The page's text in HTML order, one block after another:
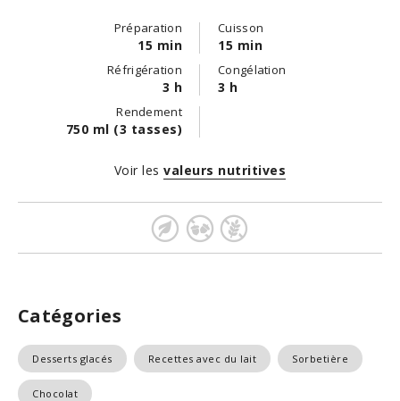
Préparation
15 min
Cuisson
15 min
Réfrigération
3 h
Congélation
3 h
Rendement
750 ml (3 tasses)
Voir les valeurs nutritives
Catégories
Desserts glacés Recettes avec du lait Sorbetière
Chocolat